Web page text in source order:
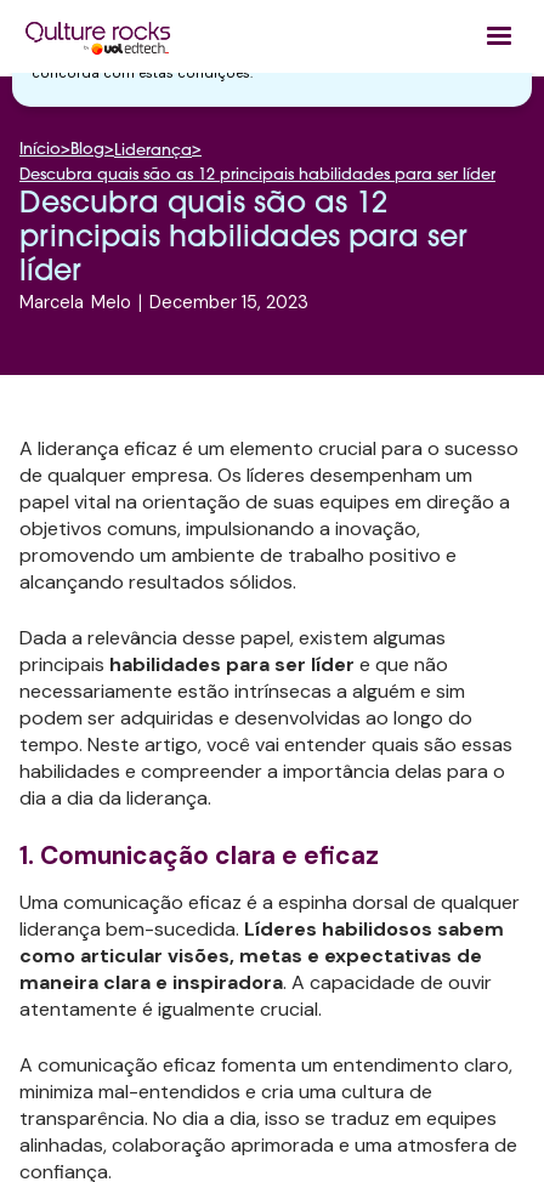
Utilizamos cookies essenciais e tecnologias semelhantes de acordo
com a nossaPolítica de Privacidade
concorda com estas condições.
Início> Blog> Liderança>
Descubra quais são as 12 principais habilidades para ser líder
Descubra quais são as 12
principais habilidades para ser
líder
Marcela Melo | December 15, 2023
A liderança eficaz é um elemento crucial para o sucesso
de qualquer empresa. Os líderes desempenham um
papel vital na orientação de suas equipes em direção a
objetivos comuns, impulsionando a inovação,
promovendo um ambiente de trabalho positivo e
alcançando resultados sólidos.
Dada a relevância desse papel, existem algumas
principais habilidades para ser líder e que não
necessariamente estão intrínsecas a alguém e sim
podem ser adquiridas e desenvolvidas ao longo do
tempo. Neste artigo, você vai entender quais são essas
habilidades e compreender a importância delas para o
dia a dia da liderança.
1. Comunicação clara e eficaz
Uma comunicação eficaz é a espinha dorsal de qualquer
liderança bem-sucedida. Líderes habilidosos sabem
como articular visões, metas e expectativas de
maneira clara e inspiradora. A capacidade de ouvir
atentamente é igualmente crucial.
A comunicação eficaz fomenta um entendimento claro,
minimiza mal-entendidos e cria uma cultura de
transparência. No dia a dia, isso se traduz em equipes
alinhadas, colaboração aprimorada e uma atmosfera de
confiança.